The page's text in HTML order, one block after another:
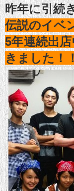
昨年に引続
伝説のイベ
5年連続出
きました！！